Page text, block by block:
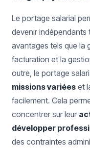
Le portage salarial
devenir
avantages tels que la
facturation et la
outre, le portage
missions variées et
facilement. Cela
concentrer sur leur
développer
des contraintes